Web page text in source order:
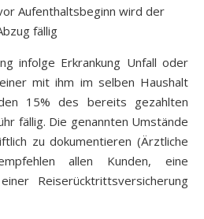
Aufenthaltsbeginn wird der
fällig
infolge Erkrankung Unfall oder
mit ihm im selben Haushalt
15% des bereits gezahlten
fällig. Die genannten Umstände
zu dokumentieren (Ärztliche
allen Kunden, eine
Reiserücktrittsversicherung